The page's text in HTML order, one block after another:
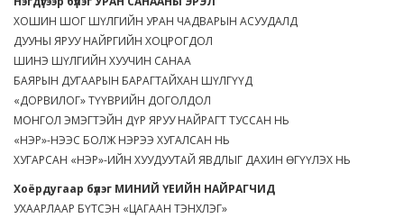
ХОШИН ШОГ ШҮЛГИЙН УРАН ЧАДВАРЫН АСУУДАЛД
ДУУНЫ ЯРУУ НАЙРГИЙН ХОЦРОГДОЛ
ШИНЭ ШҮЛГИЙН ХУУЧИН САНАА
БАЯРЫН ДУГААРЫН БАРАГТАЙХАН ШҮЛГҮҮД
«ДОРВИЛОГ» ТҮҮВРИЙН ДОГОЛДОЛ
МОНГОЛ ЭМЭГТЭЙН ДҮР ЯРУУ НАЙРАГТ ТУССАН НЬ
«НЭР»-НЭЭС БОЛЖ НЭРЭЭ ХУГАЛСАН НЬ
ХУГАРСАН «НЭР»-ИЙН ХУУДУУТАЙ ЯВДЛЫГ ДАХИН ӨГҮҮЛЭХ НЬ
Хоёрдугаар бүлэг МИНИЙ ҮЕИЙН НАЙРАГЧИД
УХААРЛААР БҮТСЭН «ЦАГААН ТЭНХЛЭГ»